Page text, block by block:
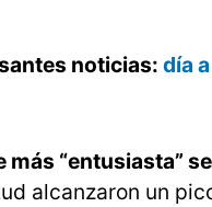
noticias: día
más “entusiasta”
alcanzaron un